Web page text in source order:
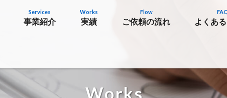
Services
事業紹介
Works
実績
Flow
ご依頼の流れ よくあ
Works